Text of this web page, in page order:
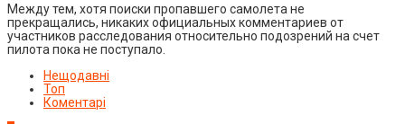
Между тем, хотя поиски пропавшего самолета не
прекращались, никаких официальных комментариев от
участников расследования относительно подозрений на счет
пилота пока не поступало.
Нещодавні
Топ
Коментарі